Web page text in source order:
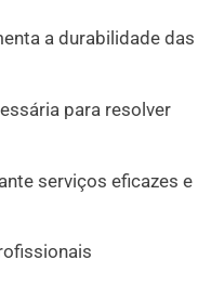
a durabilidade das
para resolver
serviços eficazes e